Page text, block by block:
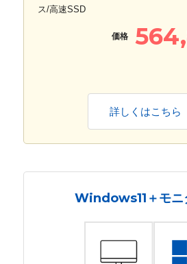
ス/高速SSD
価格
詳しくはこちら
Windows11＋モニ